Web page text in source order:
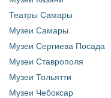
Театры Самары
Музеи Самары
Музеи Сергиева Посада
Музеи Ставрополя
Музеи Тольятти
Музеи Чебоксар